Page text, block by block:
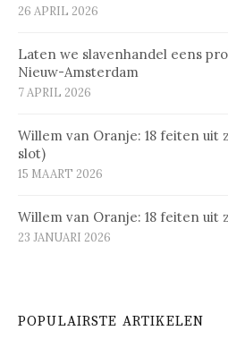
26 APRIL 2026
Laten we slavenhandel eens
Nieuw-Amsterdam
7 APRIL 2026
Willem van Oranje: 18 feiten uit
slot)
15 MAART 2026
Willem van Oranje: 18 feiten uit
23 JANUARI 2026
POPULAIRSTE ARTIKELEN